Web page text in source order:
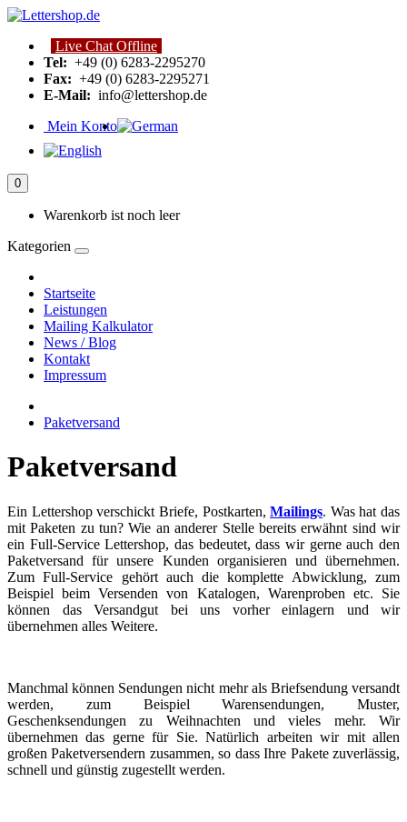
Live Chat Offline
Tel: +49 (0) 6283-2295270
Fax: +49 (0) 6283-2295271
E-Mail: info@lettershop.de
Mein Konto
0
Warenkorb ist noch leer
Kategorien
Startseite
Leistungen
Mailing Kalkulator
News / Blog
Kontakt
Impressum
Paketversand
Paketversand
Ein Lettershop verschickt Briefe, Postkarten,Mailings. Was hat das
mit Paketen zu tun? Wie an anderer Stelle bereits erwähnt sind wir
ein Full-Service Lettershop, das bedeutet, dass wir gerne auch den
Paketversand für unsere Kunden organisieren und übernehmen.
Zum Full-Service gehört auch die komplette Abwicklung, zum
Beispiel beim Versenden von Katalogen, Warenproben etc. Sie
können das Versandgut bei uns vorher einlagern und wir
übernehmen alles Weitere.
Manchmal können Sendungen nicht mehr als Briefsendung versandt
werden, zum Beispiel Warensendungen, Muster,
Geschenksendungen zu Weihnachten und vieles mehr. Wir
übernehmen das gerne für Sie. Natürlich arbeiten wir mit allen
großen Paketversendern zusammen, so dass Ihre Pakete zuverlässig,
schnell und günstig zugestellt werden.